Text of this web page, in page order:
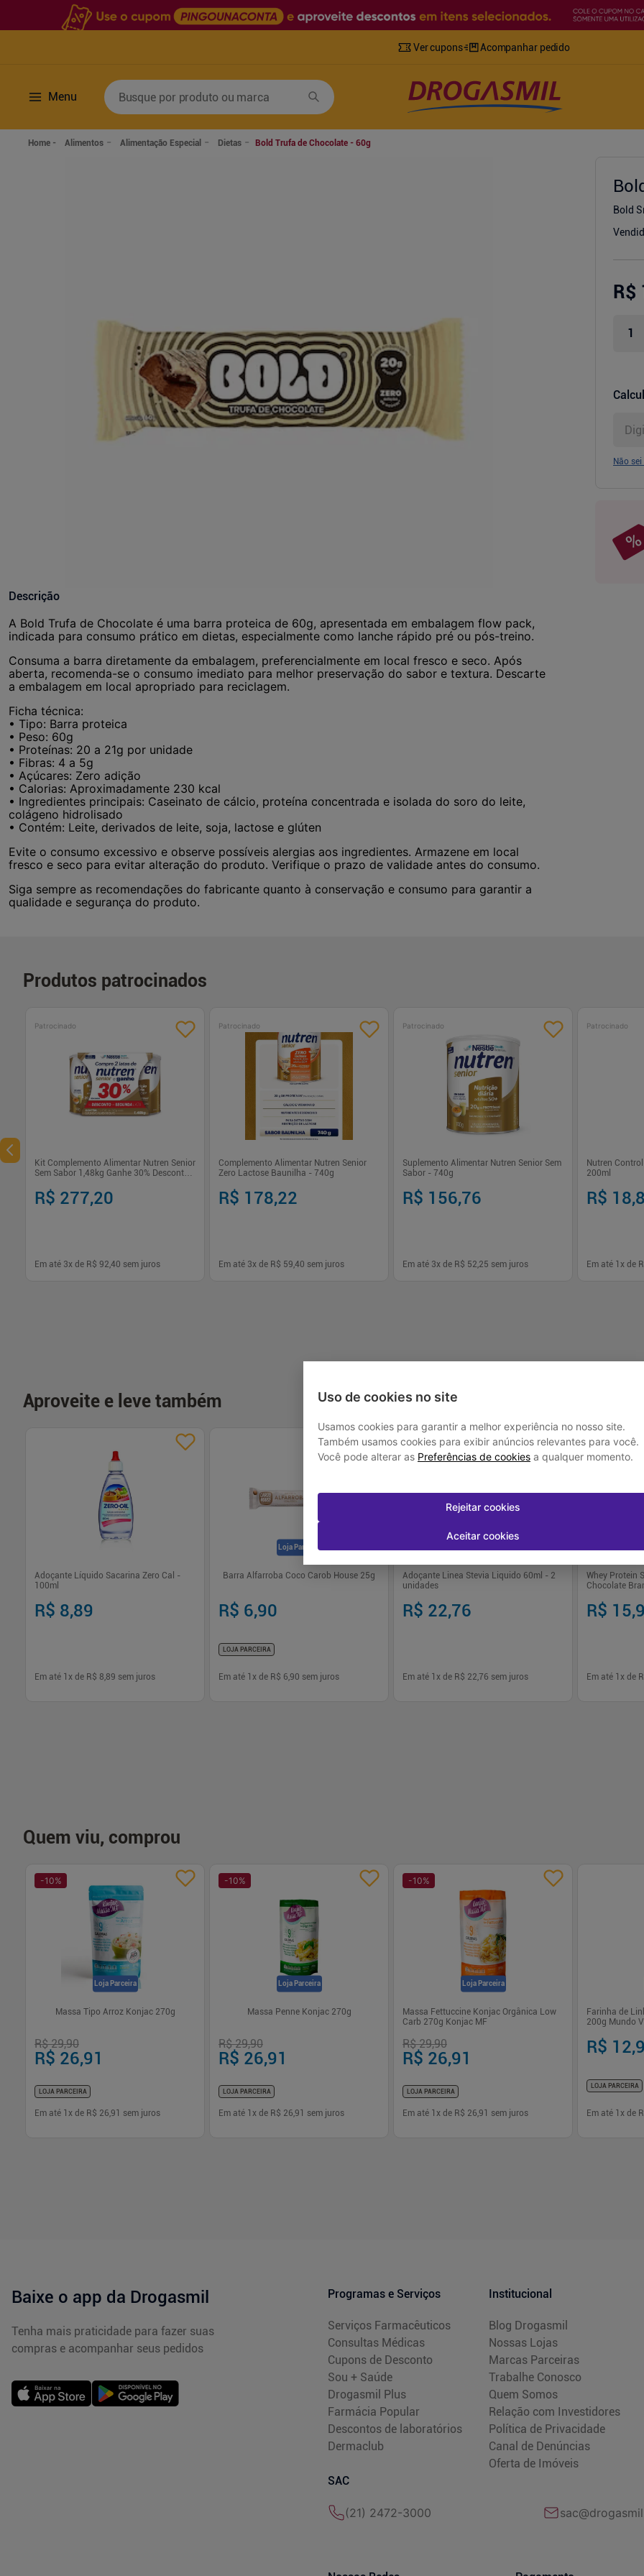
Ver cupons Acompanhar pedido
Menu
Busque por produto ou marca
Uso de cookies no site
Usamos cookies para garantir a melhor experiência no nosso site.
Também usamos cookies para exibir anúncios relevantes para você.
Você pode alterar as Preferências de cookies a qualquer momento.
Rejeitar cookies
Aceitar cookies
Alimentos Alimentação Especial Dietas Bold Trufa de Chocolate - 60g
Descrição
A Bold Trufa de Chocolate é uma barra proteica de 60g, apresentada em embalagem flow pack,
indicada para consumo prático em dietas, especialmente como lanche rápido pré ou pós-treino.
Consuma a barra diretamente da embalagem, preferencialmente em local fresco e seco. Após
aberta, recomenda-se o consumo imediato para melhor preservação do sabor e textura. Descarte
a embalagem em local apropriado para reciclagem.
Ficha técnica:
• Tipo: Barra proteica
• Peso: 60g
• Proteínas: 20 a 21g por unidade
• Fibras: 4 a 5g
• Açúcares: Zero adição
• Calorias: Aproximadamente 230 kcal
• Ingredientes principais: Caseinato de cálcio, proteína concentrada e isolada do soro do leite,
colágeno hidrolisado
• Contém: Leite, derivados de leite, soja, lactose e glúten
Evite o consumo excessivo e observe possíveis alergias aos ingredientes. Armazene em local
fresco e seco para evitar alteração do produto. Verifique o prazo de validade antes do consumo.
Siga sempre as recomendações do fabricante quanto à conservação e consumo para garantir a
qualidade e segurança do produto.
Bold
R$
Não sei
Produtos patrocinados
Patrocinado
Kit Complemento Alimentar Nutren Senior
Sem Sabor 1,48kg Ganhe 30% Desconto
R$ 277,20
Em até 3x de R$ 92,40 sem juros
Patrocinado
Complemento Alimentar Nutren Senior
Zero Lactose Baunilha - 740g
R$ 178,22
Em até 3x de R$ 59,40 sem juros
Patrocinado
Suplemento Alimentar Nutren Senior Sem
Sabor - 740g
R$ 156,76
Em até 3x de R$ 52,25 sem juros
Patrocinado
Nutren
200ml
R$
Em até 1 x de
Aproveite e leve também
Adoçante Líquido Sacarina Zero Cal -
100ml
R$ 8,89
Em até 1 x de R$ 8,89 sem juros
Loja Parceira
Barra Alfarroba Coco Carob House 25g
R$ 6,90
LOJA PARCEIRA
Em até 1 x de R$ 6,90 sem juros
Adoçante Linea Stevia Liquido 60ml - 2
unidades
R$ 22,76
Em até 1 x de R$ 22,76 sem juros
Whey Protein
Chocolate
R$
Em até 1 x de
Quem viu, comprou
Loja Parceira
-10%
Massa Tipo Arroz Konjac 270g
R$ 29,90
R$ 26,91
LOJA PARCEIRA
Em até 1 x de R$ 26,91 sem juros
Loja Parceira
-10%
Massa Penne Konjac 270g
R$ 29,90
R$ 26,91
LOJA PARCEIRA
Em até 1 x de R$ 26,91 sem juros
Loja Parceira
-10%
Massa Fettuccine Konjac Orgânica Low
Carb 270g Konjac MF
R$ 29,90
R$ 26,91
LOJA PARCEIRA
Em até 1 x de R$ 26,91 sem juros
Farinha de
200g Mundo
R$
LOJA PARCEIRA
Em até 1 x de
Baixe o app da Drogasmil
Tenha mais praticidade para fazer suas
compras e acompanhar seus pedidos
Programas e Serviços
Serviços Farmacêuticos
Consultas Médicas
Cupons de Desconto
Sou + Saúde
Drogasmil Plus
Farmácia Popular
Descontos de laboratórios
Dermaclub
Institucional
Blog Drogasmil
Nossas Lojas
Marcas Parceiras
Trabalhe Conosco
Quem Somos
Relação com Investidores
Política de Privacidade
Canal de Denúncias
Oferta de Imóveis
SAC
(21) 2472-3000
Termos mais buscados